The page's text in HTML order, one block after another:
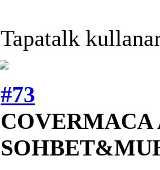
Tapatalk
#73
COVERMACA